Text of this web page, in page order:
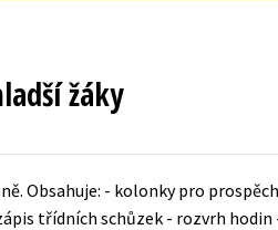
New Adultžáky
Obsahuje: - kolonky pro
třídních schůzek - rozvrh hodin